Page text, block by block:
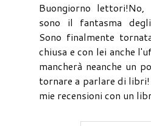
Buongiorno lettori!No,
sono il fantasma
Sono finalmente
chiusa e con lei anche
mancherà neanche un
tornare a parlare di
mie recensioni con un